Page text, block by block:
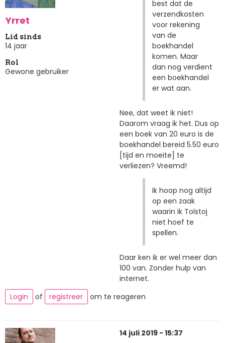
Yrret
Lid sinds
14 jaar
Rol
Gewone gebruiker
best dat de
verzendkosten
voor rekening
van de
boekhandel
komen. Maar
dan nog verdient
een boekhandel
er wat aan.
Nee, dat weet ik niet!
Daarom vraag ik het. Dus op
een boek van 20 euro is de
boekhandel bereid 5.50 euro
[tijd en moeite] te
verliezen? Vreemd!
Ik hoop nog altijd
op een zaak
waarin ik Tolstoj
niet hoef te
spellen.
Daar ken ik er wel meer dan
100 van. Zonder hulp van
internet.
Login
of registreer om te reageren
14 juli 2019 - 15:37